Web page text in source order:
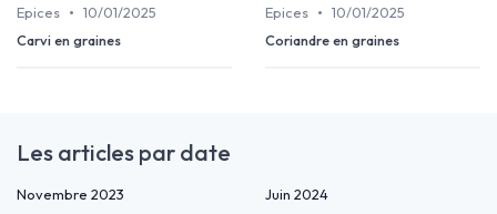
Epices • 10/01/2025
Carvi en graines
Epices • 10/01/2025
Coriandre en graines
Les articles par date
Novembre 2023
Juin 2024